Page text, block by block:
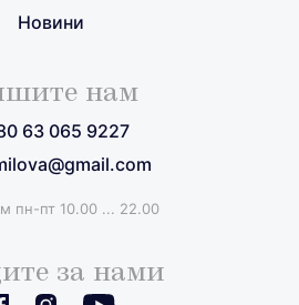
Новини
нам
63 065 9227
пн-пт 10.00 ... 22.00
за нами